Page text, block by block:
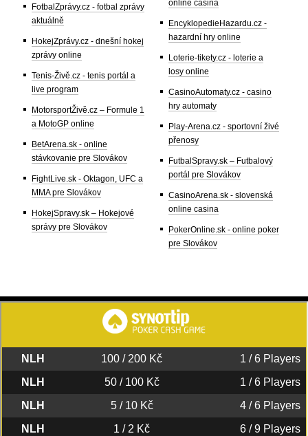
FotbalZprávy.cz - fotbal zprávy
aktuálně
HokejZprávy.cz - dnešní hokej
zprávy online
Tenis-Živě.cz - tenis portál a
live program
MotorsportŽivě.cz – Formule 1
a MotoGP online
BetArena.sk - online
stávkovanie pre Slovákov
FightLive.sk - Oktagon, UFC a
MMA pre Slovákov
HokejSpravy.sk – Hokejové
správy pre Slovákov
online casina
EncyklopedieHazardu.cz -
hazardní hry online
Loterie-tikety.cz - loterie a
losy online
CasinoAutomaty.cz - casino
hry automaty
Play-Arena.cz - sportovní živé
přenosy
FutbalSpravy.sk – Futbalový
portál pre Slovákov
CasinoArena.sk - slovenská
online casina
PokerOnline.sk - online poker
pre Slovákov